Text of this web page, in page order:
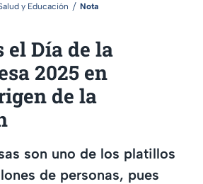
y Educación Nota
el Día de la
2025 en
de la
son uno de los platillos
de personas, pues